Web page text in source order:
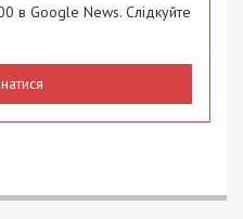
в Google News. Слідкуйте